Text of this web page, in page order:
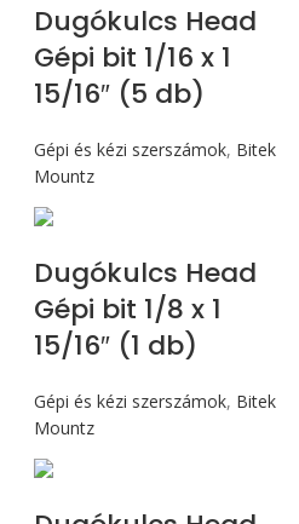
Dugókulcs Head
Gépi bit 1/16 x 1
15/16″ (5 db)
Gépi és kézi szerszámok, Bitek
Mountz
Dugókulcs Head
Gépi bit 1/8 x 1
15/16″ (1 db)
Gépi és kézi szerszámok, Bitek
Mountz